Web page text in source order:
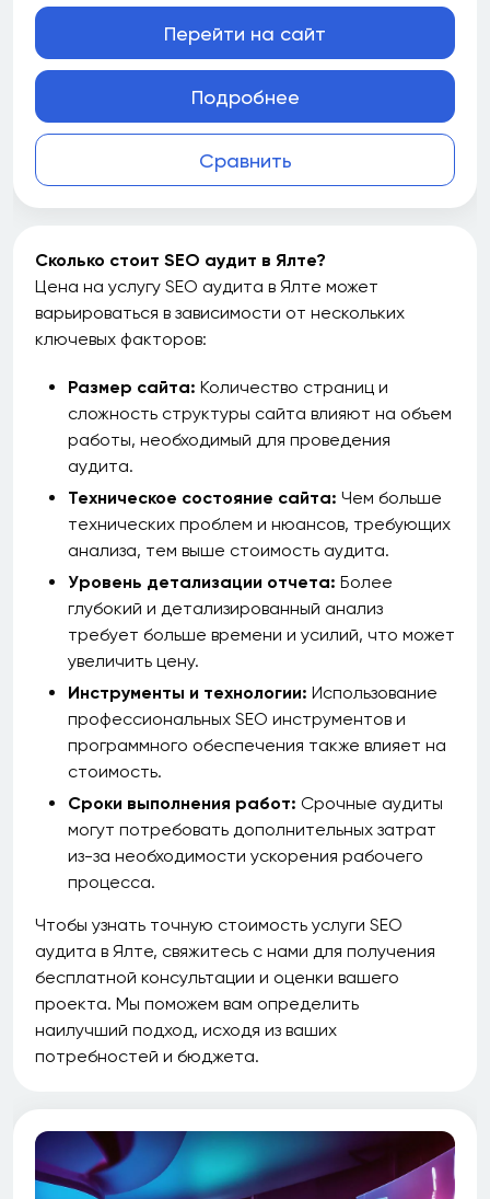
Сравнить
Перейти на сайт
Подробнее
Сколько стоит SEO аудит в Ялте?
Цена на услугу SEO аудита в Ялте может
варьироваться в зависимости от нескольких
ключевых факторов:
Размер сайта: Количество страниц и
сложность структуры сайта влияют на объем
работы, необходимый для проведения
аудита.
Техническое состояние сайта: Чем больше
технических проблем и нюансов, требующих
анализа, тем выше стоимость аудита.
Уровень детализации отчета: Более
глубокий и детализированный анализ
требует больше времени и усилий, что может
увеличить цену.
Инструменты и технологии: Использование
профессиональных SEO инструментов и
программного обеспечения также влияет на
стоимость.
Сроки выполнения работ: Срочные аудиты
могут потребовать дополнительных затрат
из-за необходимости ускорения рабочего
процесса.
Чтобы узнать точную стоимость услуги SEO
аудита в Ялте, свяжитесь с нами для получения
бесплатной консультации и оценки вашего
проекта. Мы поможем вам определить
наилучший подход, исходя из ваших
потребностей и бюджета.